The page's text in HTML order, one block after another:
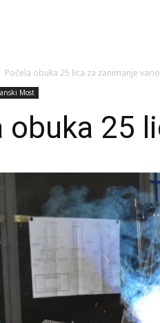
Počela obuka 25 lica za zanimanje
Most
obuka 25